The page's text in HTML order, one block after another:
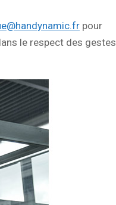
pour
le respect des gestes